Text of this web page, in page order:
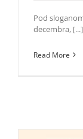
Pod
decembra, [...]
Read More